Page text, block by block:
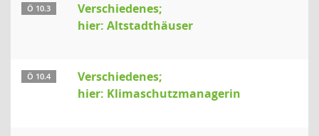
Ö 10.3
Verschiedenes;
hier: Altstadthäuser
Ö 10.4
Verschiedenes;
hier: Klimaschutzmanagerin